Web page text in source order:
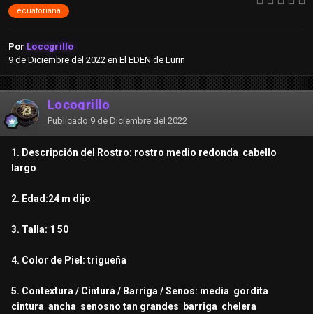
ecuatoriana
Por Locogrillo
9 de Diciembre del 2022 en El EDEN de Lurin
Locogrillo
Publicado 9 de Diciembre del 2022
1. Descripción del Rostro: rostro medio redonda cabello
largo
2. Edad:24 m dijo
3. Talla: 1 50
4. Color de Piel: trigueña
5. Contextura / Cintura / Barriga / Senos: media gordita
cintura ancha senosno tan grandes barriga chelera